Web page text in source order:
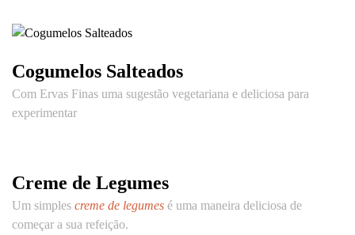
Cogumelos Salteados
Com Ervas Finas uma sugestão vegetariana e deliciosa para
experimentar
Creme de Legumes
Um simples creme de legumes é uma maneira deliciosa de
começar a sua refeição.